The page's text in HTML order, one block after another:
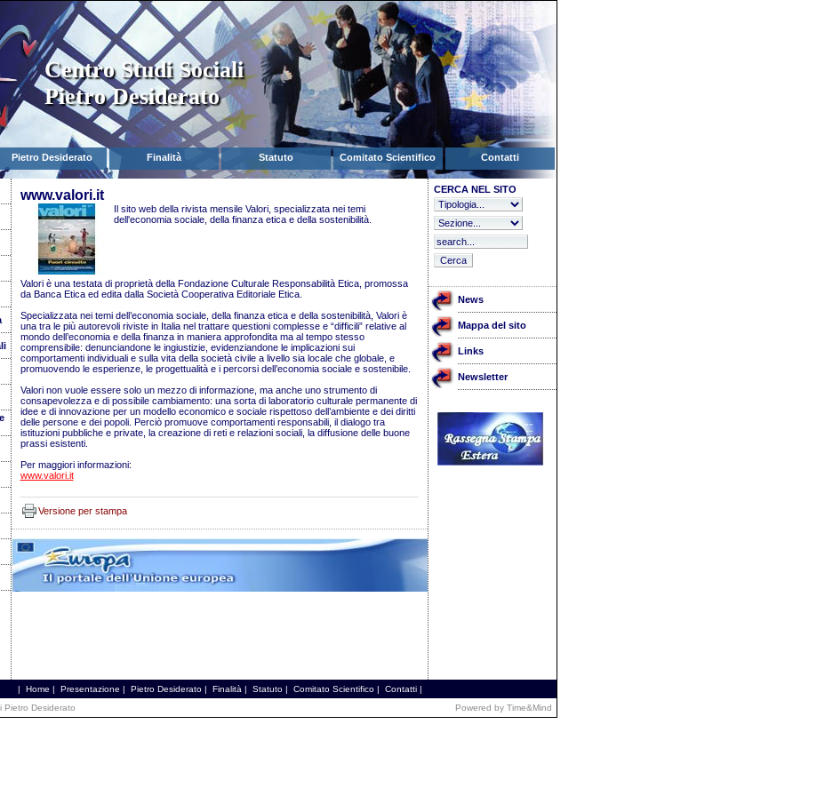
Centro Studi Sociali
Pietro Desiderato
Pietro Desiderato Finalità Statuto Comitato Scientifico Contatti
www.valori.it
Il sito web della rivista mensile Valori, specializzata nei temi
dell'economia sociale, della finanza etica e della sostenibilità.
Valori è una testata di proprietà della Fondazione Culturale Responsabilità Etica, promossa
da Banca Etica ed edita dalla Società Cooperativa Editoriale Etica.
Specializzata nei temi dell’economia sociale, della finanza etica e della sostenibilità, Valori è
una tra le più autorevoli riviste in Italia nel trattare questioni complesse e “difficili” relative al
mondo dell’economia e della finanza in maniera approfondita ma al tempo stesso
comprensibile: denunciandone le ingiustizie, evidenziandone le implicazioni sui
comportamenti individuali e sulla vita della società civile a livello sia locale che globale, e
promuovendo le esperienze, le progettualità e i percorsi dell’economia sociale e sostenibile.
Valori non vuole essere solo un mezzo di informazione, ma anche uno strumento di
consapevolezza e di possibile cambiamento: una sorta di laboratorio culturale permanente di
idee e di innovazione per un modello economico e sociale rispettoso dell’ambiente e dei diritti
delle persone e dei popoli. Perciò promuove comportamenti responsabili, il dialogo tra
istituzioni pubbliche e private, la creazione di reti e relazioni sociali, la diffusione delle buone
prassi esistenti.
Per maggiori informazioni:
www.valori.it
Versione per stampa
CERCA NEL SITO
News
Mappa del sito
Links
Newsletter
| Home | Presentazione | Pietro Desiderato| Finalità | Statuto| Comitato Scientifico| Contatti|
Pietro Desiderato
Powered by Time&Mind